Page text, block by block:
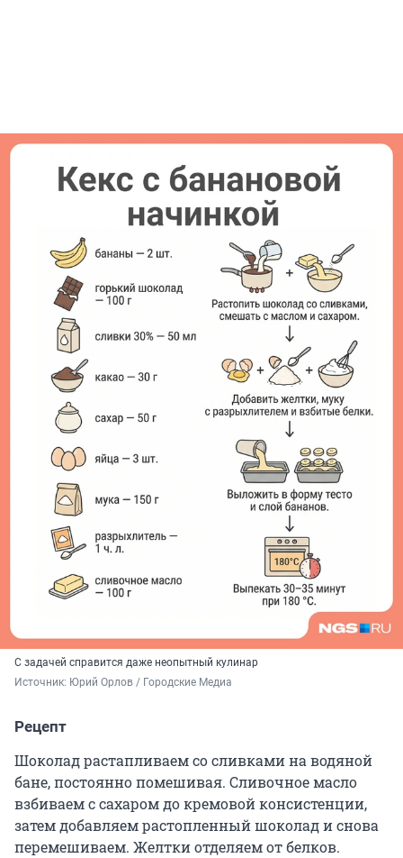
С задачей справится даже неопытный кулинар
Источник: Юрий Орлов / Городские Медиа
Рецепт
Шоколад растапливаем со сливками на водяной
бане, постоянно помешивая. Сливочное масло
взбиваем с сахаром до кремовой консистенции,
затем добавляем растопленный шоколад и снова
перемешиваем. Желтки отделяем от белков.